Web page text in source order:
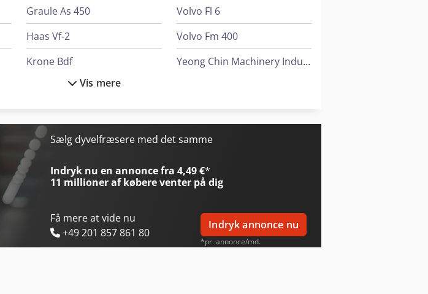
Graule As 450
Haas Vf-2
Krone Bdf
Linde L 12
Mercedes-Benz Mb Trac
Mercedes-Benz V
Volvo Fl 6
Volvo Fm 400
Yeong Chin Machinery Industries Co. Ltd. (Ycm) Nfx400A
Vis mere
Sælg dyvelfræsere med det samme
Indryk nu en annonce fra 4,49 €*
11 millioner af købereventer på dig
Få mere at vide nu
+49 201 857 861 80
Indryk annonce nu
*pr. annonce/md.